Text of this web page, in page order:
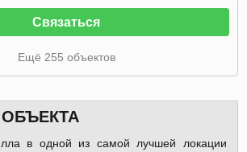
Связаться
Ещё 255 объектов
в одной из самой лучшей локации